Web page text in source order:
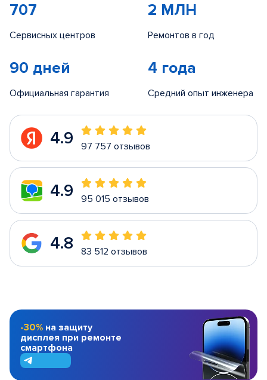
707
Сервисных центров
2 МЛН
Ремонтов в год
90 дней
Официальная гарантия
4 года
Средний опыт инженера
4.9 97 757 отзывов
4.9 95 015 отзывов
4.8 83 512 отзывов
-30% на защиту
дисплея при ремонте
смартфона